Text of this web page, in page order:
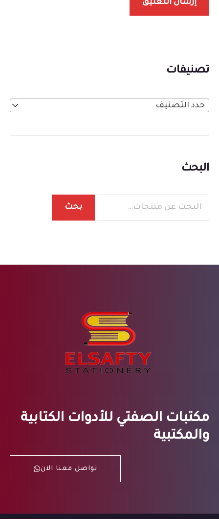
تصنيفات
حدد التصنيف
البحث
بحث
مكتبات الصفتي للأدوات الكتابية
والمكتبية
تواصل معنا الان